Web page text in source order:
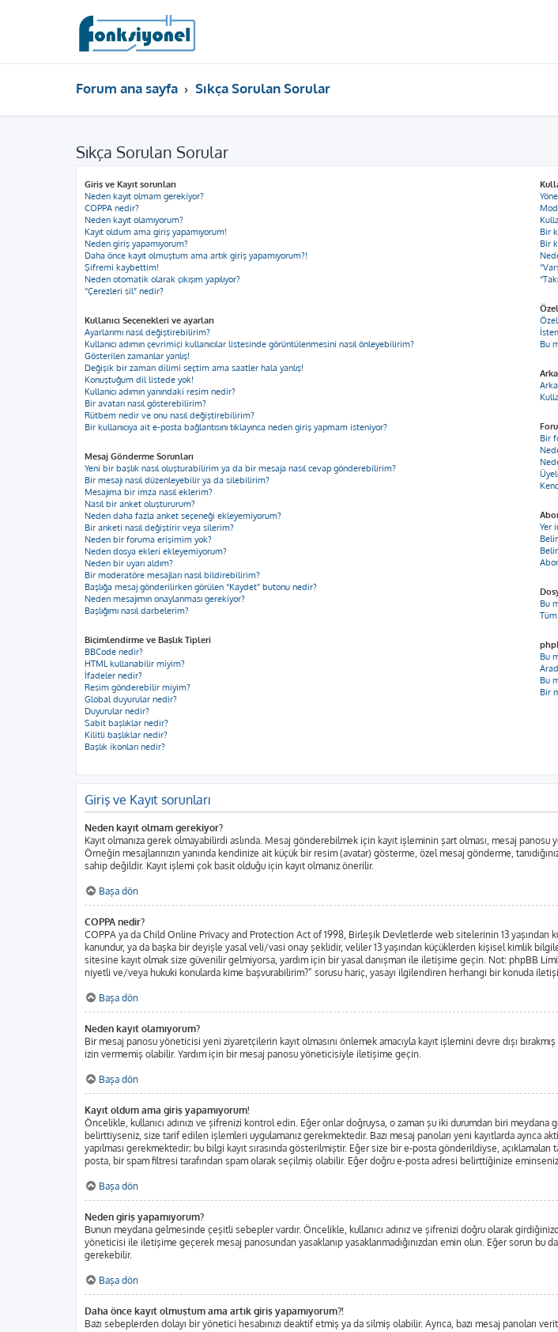
Forum ana sayfa Sıkça Sorulan Sorular
Sıkça Sorulan Sorular
Giriş ve Kayıt sorunları
Neden kayıt olmam gerekiyor?
COPPA nedir?
Neden kayıt olamıyorum?
Kayıt oldum ama giriş yapamıyorum!
Neden giriş yapamıyorum?
Daha önce kayıt olmuştum ama artık giriş yapamıyorum?!
Şifremi kaybettim!
Neden otomatik olarak çıkışım yapılıyor?
“Çerezleri sil” nedir?
Kullanıcı Seçenekleri ve ayarları
Ayarlarımı nasıl değiştirebilirim?
Kullanıcı adımın çevrimiçi kullanıcılar listesinde görüntülenmesini nasıl önleyebilirim?
Gösterilen zamanlar yanlış!
Değişik bir zaman dilimi seçtim ama saatler hala yanlış!
Konuştuğum dil listede yok!
Kullanıcı adımın yanındaki resim nedir?
Bir avatarı nasıl gösterebilirim?
Rütbem nedir ve onu nasıl değiştirebilirim?
Bir kullanıcıya ait e-posta bağlantısını tıklayınca neden giriş yapmam isteniyor?
Mesaj Gönderme Sorunları
Yeni bir başlık nasıl oluşturabilirim ya da bir mesaja nasıl cevap gönderebilirim?
Bir mesajı nasıl düzenleyebilir ya da silebilirim?
Mesajıma bir imza nasıl eklerim?
Nasıl bir anket oluştururum?
Neden daha fazla anket seçeneği ekleyemiyorum?
Bir anketi nasıl değiştirir veya silerim?
Neden bir foruma erişimim yok?
Neden dosya ekleri ekleyemiyorum?
Neden bir uyarı aldım?
Bir moderatöre mesajları nasıl bildirebilirim?
Başlığa mesaj gönderilirken görülen “Kaydet” butonu nedir?
Neden mesajımın onaylanması gerekiyor?
Başlığımı nasıl darbelerim?
Biçimlendirme ve Başlık Tipleri
BBCode nedir?
HTML kullanabilir miyim?
İfadeler nedir?
Resim gönderebilir miyim?
Global duyurular nedir?
Duyurular nedir?
Sabit başlıklar nedir?
Kilitli başlıklar nedir?
Başlık ikonları nedir?
Bir
Bir
Bu
Bir
Yer
Bu
Bu
Bu
Bir
Giriş ve Kayıt sorunları
Neden kayıt olmam gerekiyor?
Kayıt olmanıza gerek olmayabilirdi aslında. Mesaj gönderebilmek için kayıt işleminin şart olması, mesaj panosu
Örneğin mesajlarınızın yanında kendinize ait küçük bir resim (avatar) gösterme, özel mesaj gönderme,
sahip değildir. Kayıt işlemi çok basit olduğu için kayıt olmanız önerilir.
Başa dön
COPPA nedir?
COPPA ya da Child Online Privacy and Protection Act of 1998, Birleşik Devletlerde web sitelerinin 13
kanundur, ya da başka bir deyişle yasal veli/vasi onay şeklidir, veliler 13 yaşından küçüklerden kişisel kimlik
sitesine kayıt olmak size güvenilir gelmiyorsa, yardım için bir yasal danışman ile iletişime geçin. Not: phpBB
niyetli ve/veya hukuki konularda kime başvurabilirim?” sorusu hariç, yasayı ilgilendiren herhangi bir konuda
Başa dön
Neden kayıt olamıyorum?
Bir mesaj panosu yöneticisi yeni ziyaretçilerin kayıt olmasını önlemek amacıyla kayıt işlemini devre dışı
izin vermemiş olabilir. Yardım için bir mesaj panosu yöneticisiyle iletişime geçin.
Başa dön
Kayıt oldum ama giriş yapamıyorum!
Öncelikle, kullanıcı adınızı ve şifrenizi kontrol edin. Eğer onlar doğruysa, o zaman şu iki durumdan biri meydana
belirttiyseniz, size tarif edilen işlemleri uygulamanız gerekmektedir. Bazı mesaj panoları yeni kayıtlarda
yapılması gerekmektedir; bu bilgi kayıt sırasında gösterilmiştir. Eğer size bir e-posta gönderildiyse,
posta, bir spam filtresi tarafından spam olarak seçilmiş olabilir. Eğer doğru e-posta adresi belirttiğinize
Başa dön
Neden giriş yapamıyorum?
Bunun meydana gelmesinde çeşitli sebepler vardır. Öncelikle, kullanıcı adınız ve şifrenizi doğru olarak
yöneticisi ile iletişime geçerek mesaj panosundan yasaklanıp yasaklanmadığınızdan emin olun. Eğer sorun
gerekebilir.
Başa dön
Daha önce kayıt olmuştum ama artık giriş yapamıyorum?!
Bazı sebeplerden dolayı bir yönetici hesabınızı deaktif etmiş ya da silmiş olabilir. Ayrıca, bazı mesaj panoları